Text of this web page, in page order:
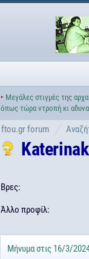
‣ Μεγάλες στιγμές της
όπως τώρα ντροπή κι
ftou.gr forum
Βρες:
Άλλο προφίλ:
Μήνυμα στις 16/3/